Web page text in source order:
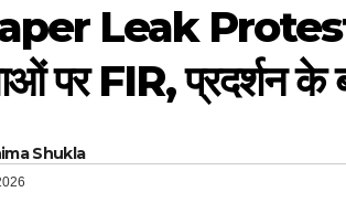
Leak Protest:
पर FIR, प्रदर्शन के
Shukla